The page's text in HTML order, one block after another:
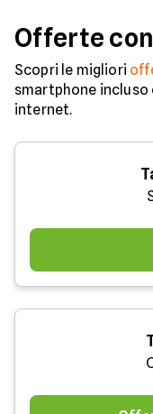
Offerte
Scopri le migliori
smartphone incluso
internet.